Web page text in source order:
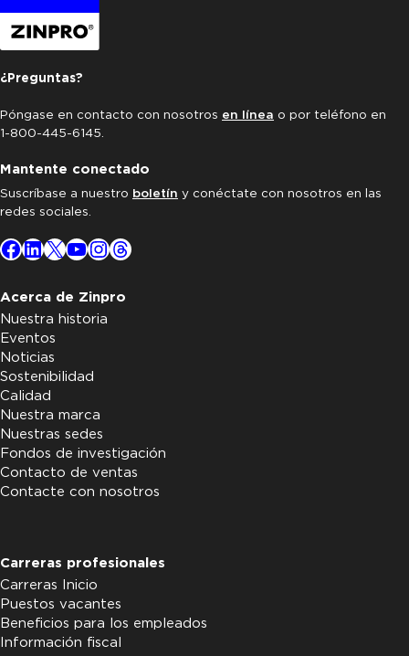
¿Preguntas?
Póngase en contacto con nosotros en línea o por teléfono en
1-800-445-6145.
Mantente conectado
Suscríbase a nuestro boletín y conéctate con nosotros en las
redes sociales.
Facebook
LinkedIn
X YouTube
Instagram
Threads
Acerca de Zinpro
Nuestra historia
Eventos
Noticias
Sostenibilidad
Calidad
Nuestra marca
Nuestras sedes
Fondos de investigación
Contacto de ventas
Contacte con nosotros
Carreras profesionales
Carreras Inicio
Puestos vacantes
Beneficios para los empleados
Información fiscal